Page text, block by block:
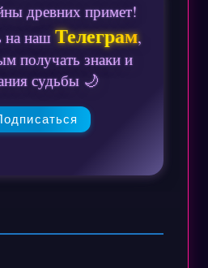
древних примет!
на нашТелеграм,
получать знаки и
судьбы 🌙